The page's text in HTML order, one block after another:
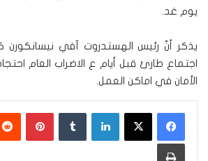
يوم غد.
يذكر أنّ رئيس الهستدروت آفي نيسانكورن
اجتماع طارئ قبل أيام ع الاضراب العام
الأمان في اماكن العمل.
لينكدإن بينتيريست
طباعة